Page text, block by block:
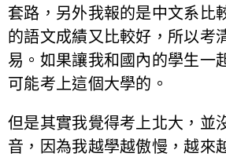
套路，另外我報的是中文系比
的語文成績又比較好，所以考
易。如果讓我和國內的學生一
可能考上這個大學的。
但是其實我覺得考上北大，並
音，因為我越學越傲慢，越來